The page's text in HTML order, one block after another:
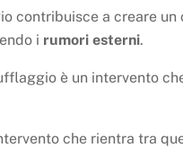
contribuisce a creare
i rumori esterni.
è un intervento
che rientra tra